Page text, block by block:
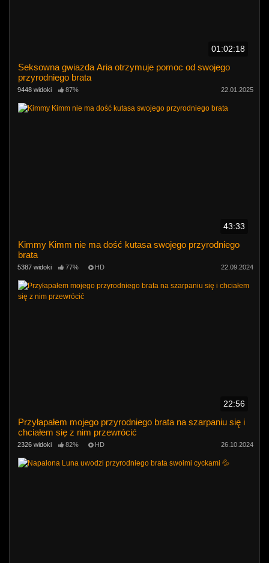
01:02:18
Seksowna gwiazda Aria otrzymuje pomoc od swojego
przyrodniego brata
9448 widoki 87% 22.01.2025
43:33
Kimmy Kimm nie ma dość kutasa swojego przyrodniego
brata
5387 widoki 77% HD 22.09.2024
22:56
Przyłapałem mojego przyrodniego brata na szarpaniu się i
chciałem się z nim przewrócić
2326 widoki 82% HD 26.10.2024